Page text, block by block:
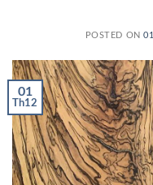
POSTED ON
01
Th12